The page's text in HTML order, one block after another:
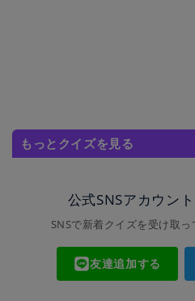
もっとクイズを見る
公式SNSアカウン
SNSで新着クイズを受け取
友達追加する